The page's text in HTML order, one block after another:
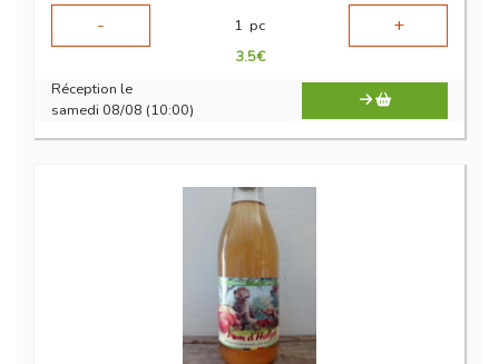
-
1 pc +
3.5€
Réception le
samedi 08/08 (10:00)